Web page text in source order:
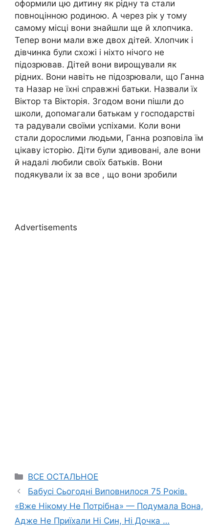
оформили цю дитину як рідну та стали
повноцінною родиною. А через рік у тому
самому місці вони знайшли ще й хлопчика.
Тепер вони мали вже двох дітей. Хлопчик і
дівчинка були схожі і ніхто нічого не
підозрював. Дітей вони вирощували як
рідних. Вони навіть не підозрювали, що Ганна
та Назар не їхні справжні батьки. Назвали їх
Віктор та Вікторія. Згодом вони пішли до
школи, допомагали батькам у господарстві
та радували своїми успіхами. Коли вони
стали дорослими людьми, Ганна розповіла їм
цікаву історію. Діти були здивовані, але вони
й надалі любили своїх батьків. Вони
подякували іх за все , що вони зробили
Advertisements
Categories
ВСЕ ОСТАЛЬНОЕ
Бабусі Сьогодні Виповнилося 75 Років.
«Вже Нікому Не Потрібна» — Подумала Вона,
Адже Не Приїхали Ні Син, Ні Дочка …